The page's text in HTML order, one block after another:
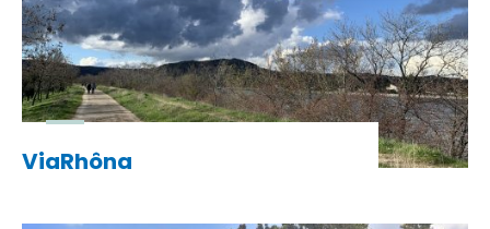
ViaRhôna